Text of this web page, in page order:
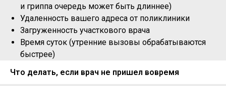
и гриппа очередь может быть длиннее)
Удаленность вашего адреса от поликлиники
Загруженность участкового врача
Время суток (утренние вызовы обрабатываются
быстрее)
Что делать, если врач не пришел вовремя